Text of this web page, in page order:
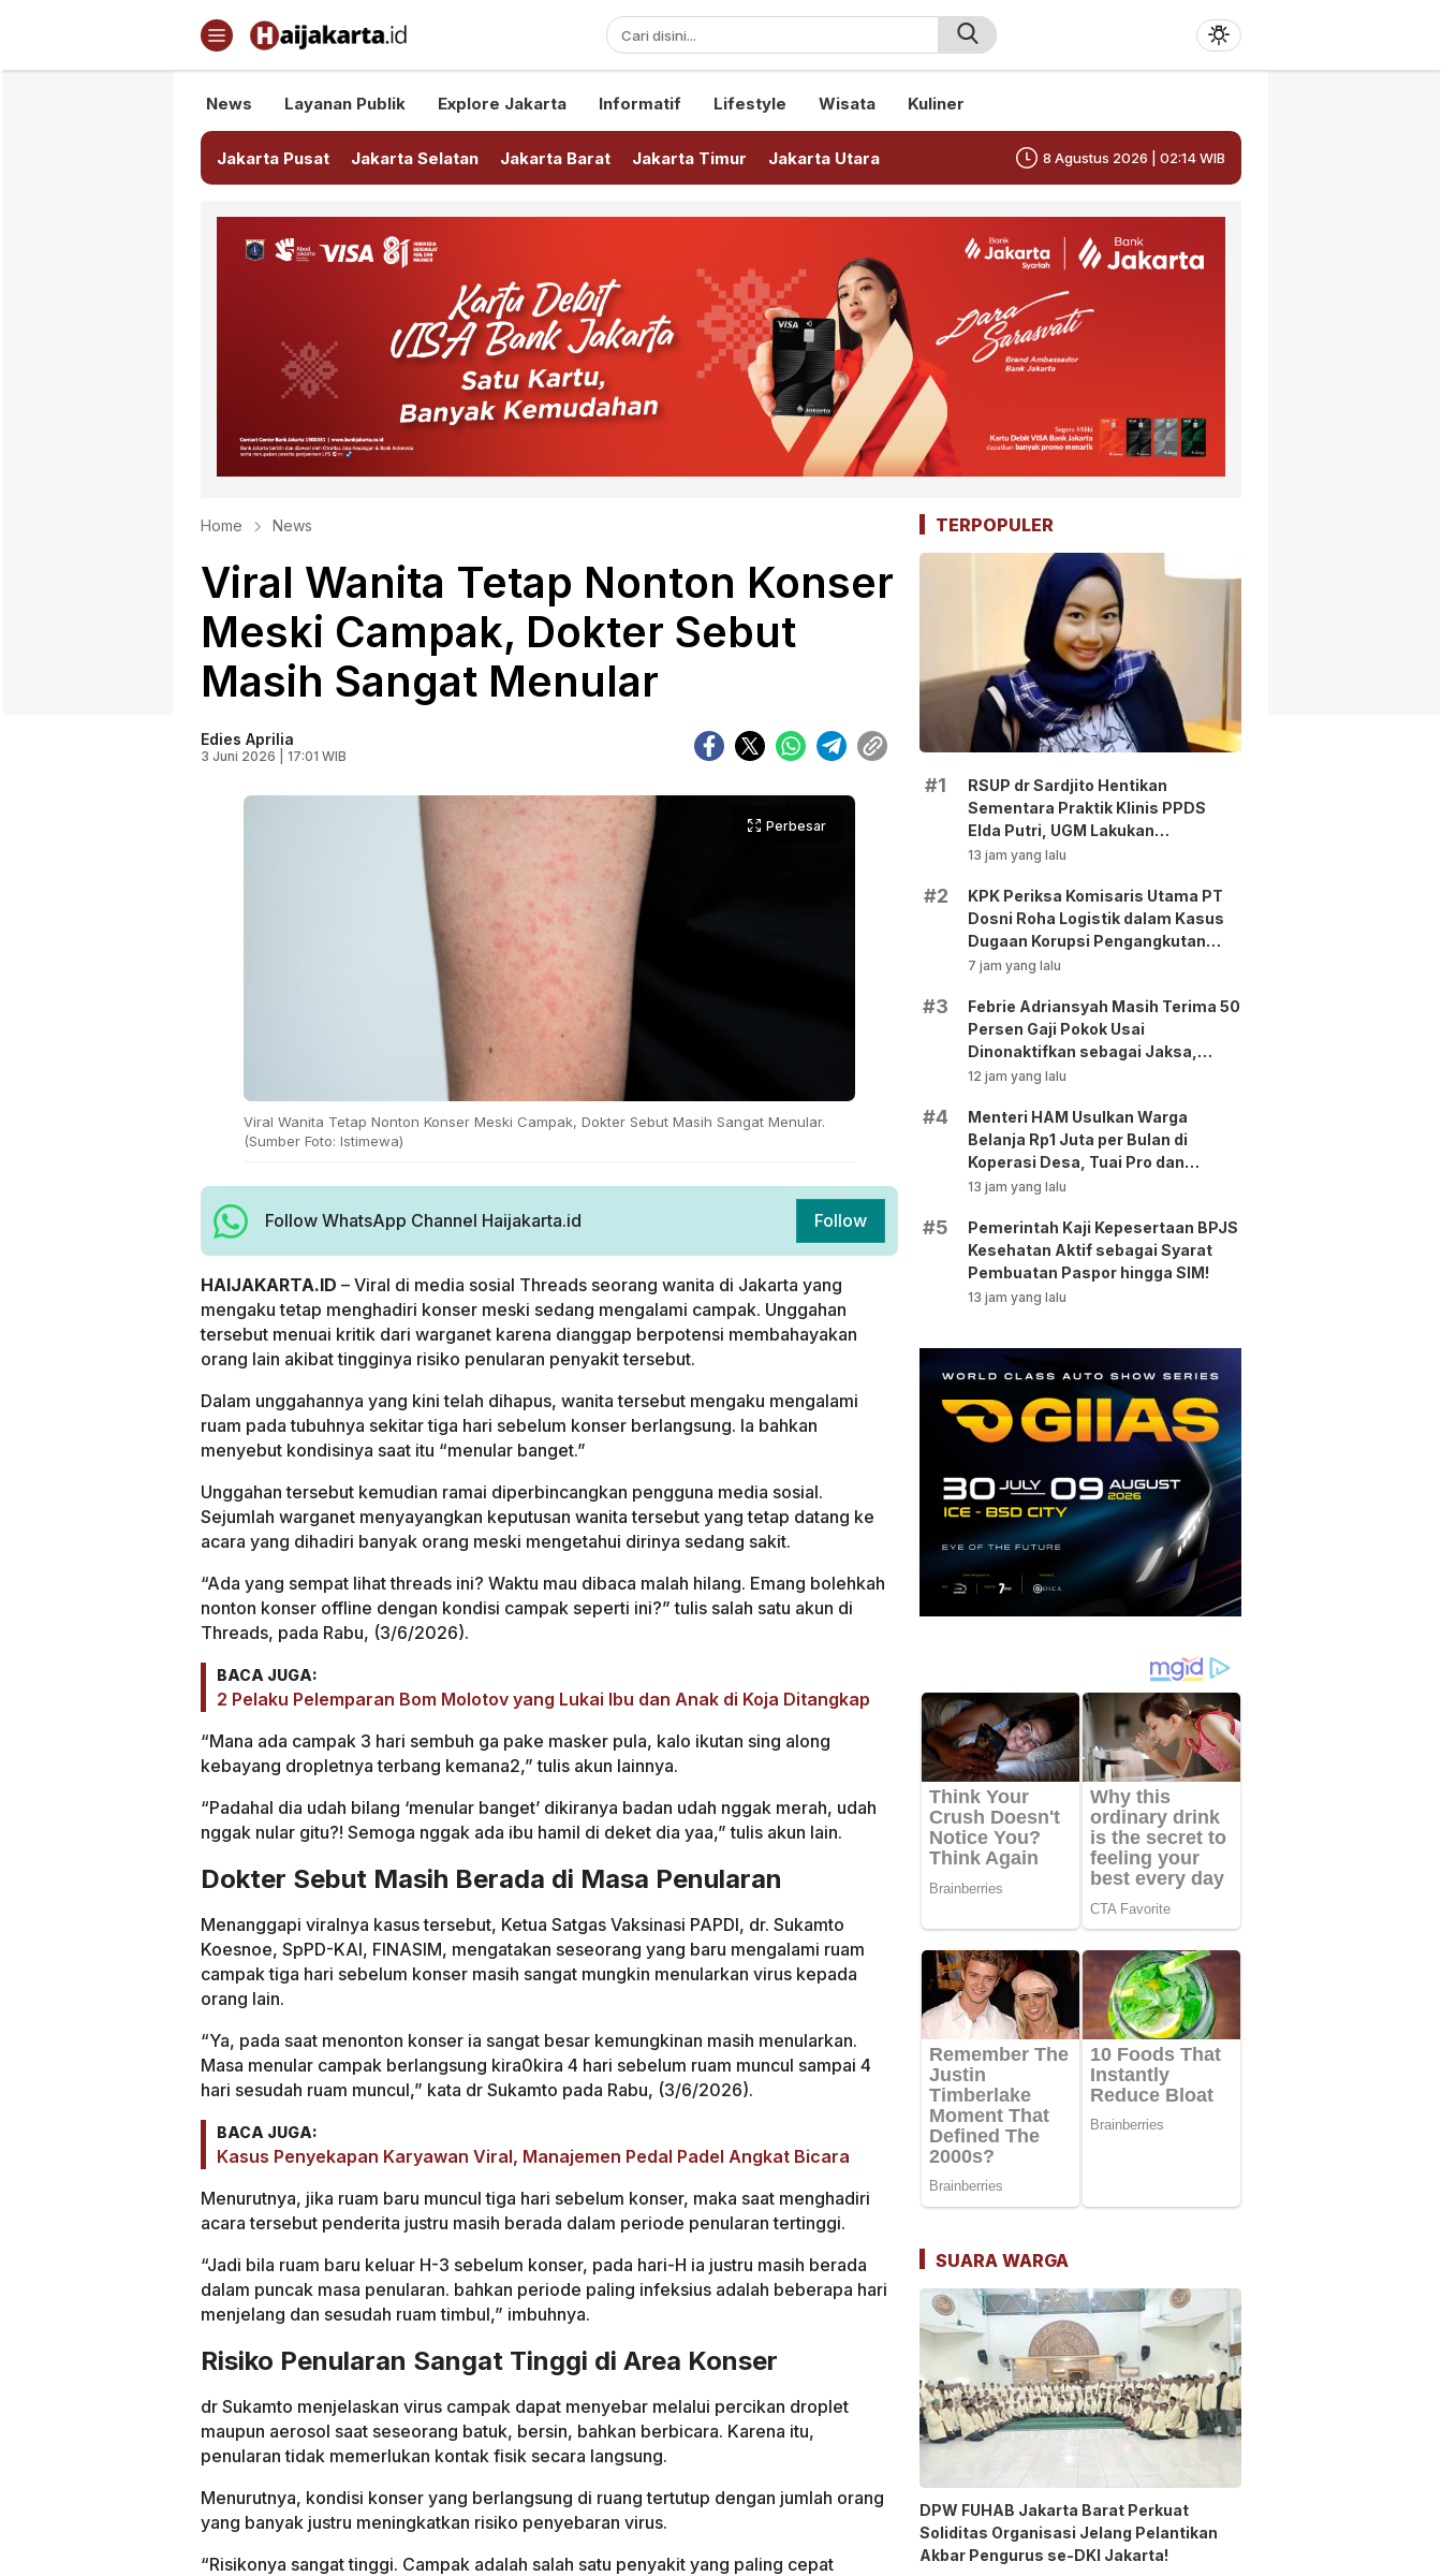
Haijakarta.id
Semua Tentang Jakarta Ada Disini!
News Layanan Publik Explore Jakarta Informatif Lifestyle Wisata Kuliner
Jakarta Pusat Jakarta Selatan Jakarta Barat Jakarta Timur Jakarta Utara 8 Agustus 2026 | 02:14 WIB
Home News
Viral Wanita Tetap Nonton Konser
Meski Campak, Dokter Sebut
Masih Sangat Menular
Edies Aprilia
3 Juni 2026 | 17:01 WIB
Perbesar
Viral Wanita Tetap Nonton Konser Meski Campak, Dokter Sebut Masih Sangat Menular.
(Sumber Foto: Istimewa)
Follow WhatsApp Channel Haijakarta.id Follow
HAIJAKARTA.ID – Viral di media sosial Threads seorang wanita di Jakarta yang
mengaku tetap menghadiri konser meski sedang mengalami campak. Unggahan
tersebut menuai kritik dari warganet karena dianggap berpotensi membahayakan
orang lain akibat tingginya risiko penularan penyakit tersebut.
Dalam unggahannya yang kini telah dihapus, wanita tersebut mengaku mengalami
ruam pada tubuhnya sekitar tiga hari sebelum konser berlangsung. Ia bahkan
menyebut kondisinya saat itu “menular banget.”
Unggahan tersebut kemudian ramai diperbincangkan pengguna media sosial.
Sejumlah warganet menyayangkan keputusan wanita tersebut yang tetap datang ke
acara yang dihadiri banyak orang meski mengetahui dirinya sedang sakit.
“Ada yang sempat lihat threads ini? Waktu mau dibaca malah hilang. Emang bolehkah
nonton konser offline dengan kondisi campak seperti ini?” tulis salah satu akun di
Threads, pada Rabu, (3/6/2026).
BACA JUGA:
2 Pelaku Pelemparan Bom Molotov yang Lukai Ibu dan Anak di Koja Ditangkap
“Mana ada campak 3 hari sembuh ga pake masker pula, kalo ikutan sing along
kebayang dropletnya terbang kemana2,” tulis akun lainnya.
“Padahal dia udah bilang ‘menular banget’ dikiranya badan udah nggak merah, udah
nggak nular gitu?! Semoga nggak ada ibu hamil di deket dia yaa,” tulis akun lain.
Dokter Sebut Masih Berada di Masa Penularan
Menanggapi viralnya kasus tersebut, Ketua Satgas Vaksinasi PAPDI, dr. Sukamto
Koesnoe, SpPD-KAI, FINASIM, mengatakan seseorang yang baru mengalami ruam
campak tiga hari sebelum konser masih sangat mungkin menularkan virus kepada
orang lain.
“Ya, pada saat menonton konser ia sangat besar kemungkinan masih menularkan.
Masa menular campak berlangsung kira0kira 4 hari sebelum ruam muncul sampai 4
hari sesudah ruam muncul,” kata dr Sukamto pada Rabu, (3/6/2026).
BACA JUGA:
Kasus Penyekapan Karyawan Viral, Manajemen Pedal Padel Angkat Bicara
Menurutnya, jika ruam baru muncul tiga hari sebelum konser, maka saat menghadiri
acara tersebut penderita justru masih berada dalam periode penularan tertinggi.
“Jadi bila ruam baru keluar H-3 sebelum konser, pada hari-H ia justru masih berada
dalam puncak masa penularan. bahkan periode paling infeksius adalah beberapa hari
menjelang dan sesudah ruam timbul,” imbuhnya.
Risiko Penularan Sangat Tinggi di Area Konser
dr Sukamto menjelaskan virus campak dapat menyebar melalui percikan droplet
maupun aerosol saat seseorang batuk, bersin, bahkan berbicara. Karena itu,
penularan tidak memerlukan kontak fisik secara langsung.
Menurutnya, kondisi konser yang berlangsung di ruang tertutup dengan jumlah orang
yang banyak justru meningkatkan risiko penyebaran virus.
“Risikonya sangat tinggi. Campak adalah salah satu penyakit yang paling cepat
TERPOPULER
#1
RSUP dr Sardjito Hentikan
Sementara Praktik Klinis PPDS
Elda Putri, UGM Lakukan
Investigasi!
13 jam yang lalu
#2
KPK Periksa Komisaris Utama PT
Dosni Roha Logistik dalam Kasus
Dugaan Korupsi Pengangkutan
Bansos!
7 jam yang lalu
#3
Febrie Adriansyah Masih Terima 50
Persen Gaji Pokok Usai
Dinonaktifkan sebagai Jaksa,
Tunjangan ASN Dihentikan!
12 jam yang lalu
#4
Menteri HAM Usulkan Warga
Belanja Rp1 Juta per Bulan di
Koperasi Desa, Tuai Pro dan
Kontra!
13 jam yang lalu
#5
Pemerintah Kaji Kepesertaan BPJS
Kesehatan Aktif sebagai Syarat
Pembuatan Paspor hingga SIM!
13 jam yang lalu
SUARA WARGA
DPW FUHAB Jakarta Barat Perkuat
Soliditas Organisasi Jelang Pelantikan
Akbar Pengurus se-DKI Jakarta!